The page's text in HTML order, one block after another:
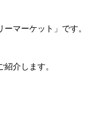
マーケット」です。
介します。